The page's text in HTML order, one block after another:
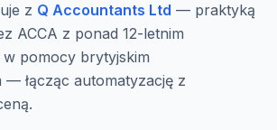
z Q Accountants Ltd — praktyką
ACCA z ponad 12-letnim
w pomocy brytyjskim
— łącząc automatyzację z